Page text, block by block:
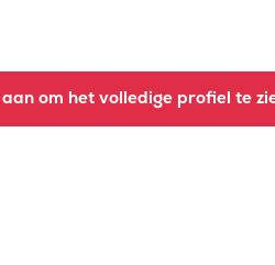
om het volledige profiel te